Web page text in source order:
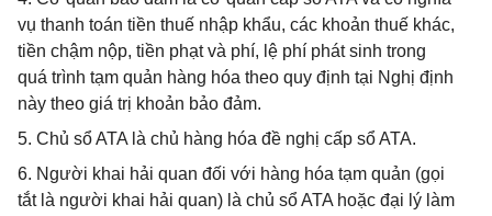
vụ thanh toán tiền thuế nhập khẩu, các khoản thuế khác,
tiền chậm nộp, tiền phạt và phí, lệ phí phát sinh trong
quá trình tạm quản hàng hóa theo quy định tại Nghị định
này theo giá trị khoản bảo đảm.
5. Chủ sổ ATA là chủ hàng hóa đề nghị cấp sổ ATA.
6. Người khai hải quan đối với hàng hóa tạm quản (gọi
tắt là người khai hải quan) là chủ sổ ATA hoặc đại lý làm